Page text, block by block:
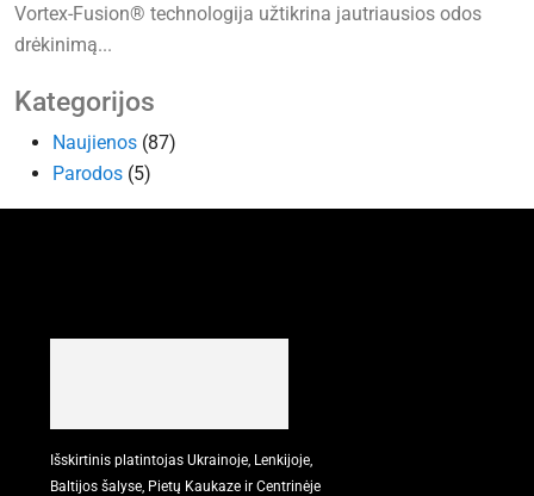
Vortex-Fusion® technologija užtikrina jautriausios odos
drėkinimą...
Kategorijos
Naujienos (87)
Parodos (5)
Išskirtinis platintojas Ukrainoje, Lenkijoje,
Baltijos šalyse, Pietų Kaukaze ir Centrinėje